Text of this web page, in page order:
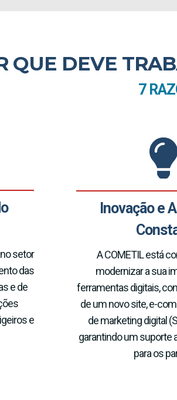
QUE DEVE
7
setor
das
e de
e
Inovação e
A COMETIL está
modernizar a sua
ferramentas digitais,
de um novo site, e-
de marketing digital
garantindo um suporte
para os